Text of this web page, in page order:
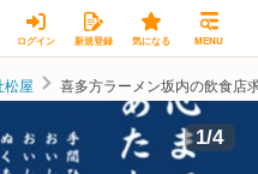
ログイン 新規登録 気になる MENU
松屋 喜多方ラーメン坂内の飲食店
1/4